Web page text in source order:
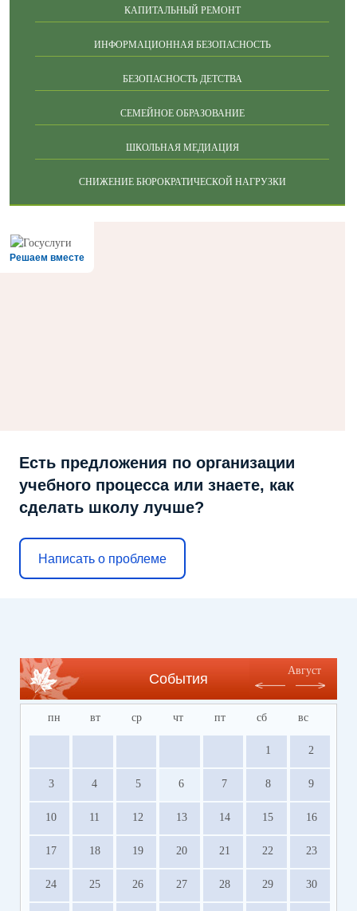
КАПИТАЛЬНЫЙ РЕМОНТ
ИНФОРМАЦИОННАЯ БЕЗОПАСНОСТЬ
БЕЗОПАСНОСТЬ ДЕТСТВА
СЕМЕЙНОЕ ОБРАЗОВАНИЕ
ШКОЛЬНАЯ МЕДИАЦИЯ
СНИЖЕНИЕ БЮРОКРАТИЧЕСКОЙ НАГРУЗКИ
Решаем вместе
Есть предложения по организации
учебного процесса или знаете, как
сделать школу лучше?
Написать о проблеме
События
Август
пн вт ср чт пт сб вс
1 2
3 4 5 6 7 8 9
10 11 12 13 14 15 16
17 18 19 20 21 22 23
24 25 26 27 28 29 30